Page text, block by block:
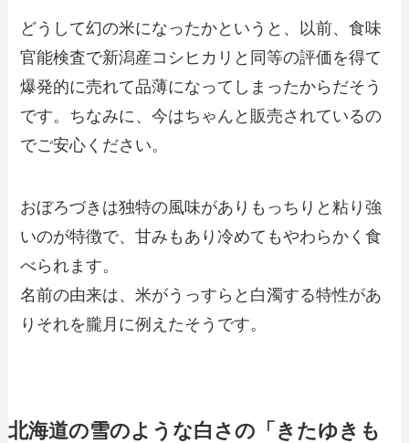
どうして幻の米になったかというと、以前、食味
官能検査で新潟産コシヒカリと同等の評価を得て
爆発的に売れて品薄になってしまったからだそう
です。ちなみに、今はちゃんと販売されているの
でご安心ください。
おぼろづきは独特の風味がありもっちりと粘り強
いのが特徴で、甘みもあり冷めてもやわらかく食
べられます。
名前の由来は、米がうっすらと白濁する特性があ
りそれを朧月に例えたそうです。
北海道の雪のような白さの「きたゆきも